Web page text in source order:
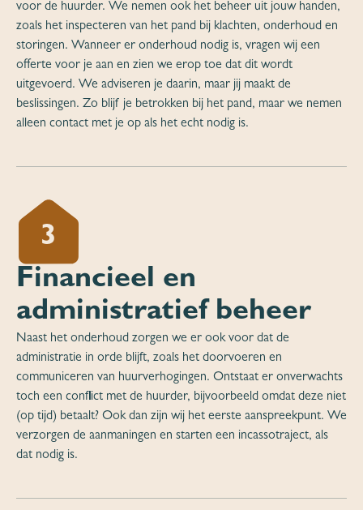
voor de huurder. We nemen ook het beheer uit jouw handen,
zoals het inspecteren van het pand bij klachten, onderhoud en
storingen. Wanneer er onderhoud nodig is, vragen wij een
offerte voor je aan en zien we erop toe dat dit wordt
uitgevoerd. We adviseren je daarin, maar jij maakt de
beslissingen. Zo blijf je betrokken bij het pand, maar we nemen
alleen contact met je op als het echt nodig is.
3
Financieel en
administratief beheer
Naast het onderhoud zorgen we er ook voor dat de
administratie in orde blijft, zoals het doorvoeren en
communiceren van huurverhogingen. Ontstaat er onverwachts
toch een conflict met de huurder, bijvoorbeeld omdat deze niet
(op tijd) betaalt? Ook dan zijn wij het eerste aanspreekpunt. We
verzorgen de aanmaningen en starten een incassotraject, als
dat nodig is.